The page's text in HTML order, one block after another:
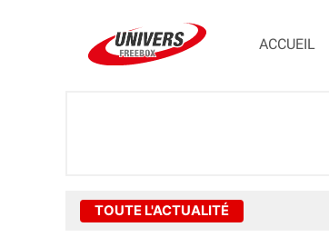
ACCUEIL
TOUTE L'ACTUALITÉ